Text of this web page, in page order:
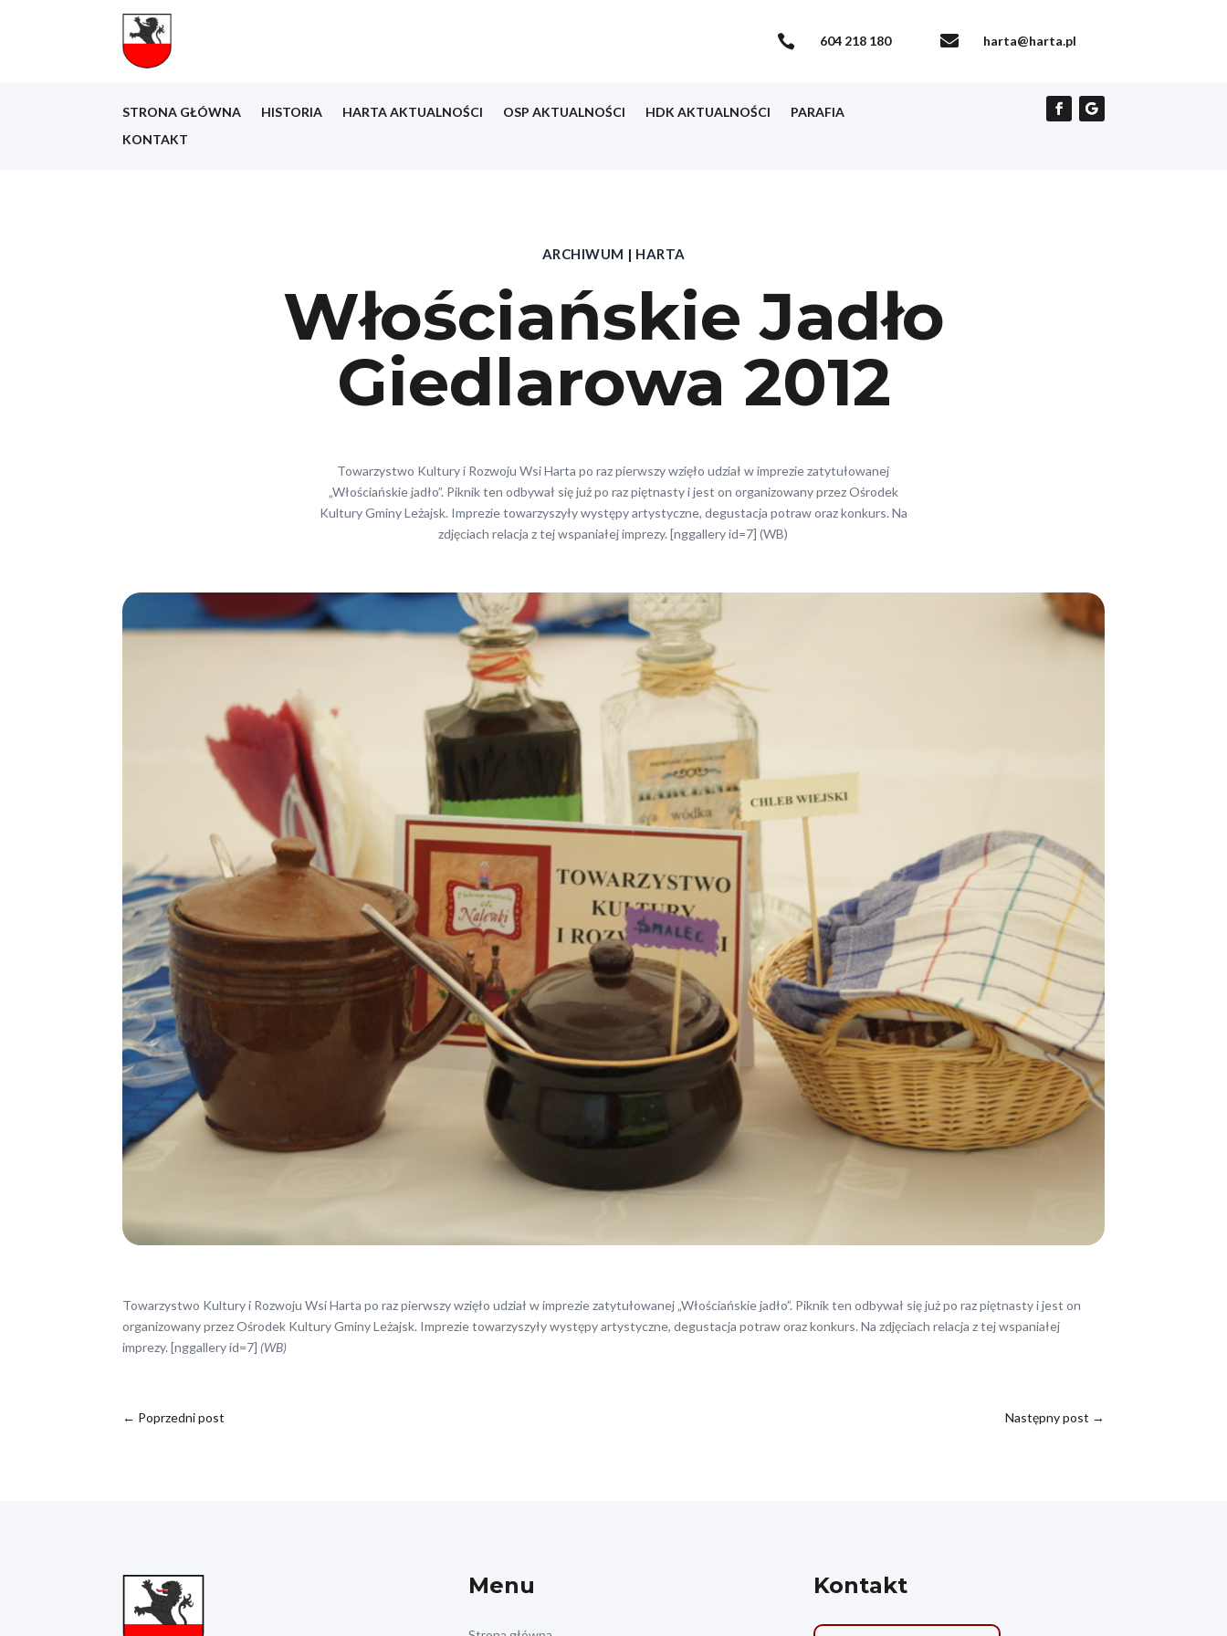
 604 218 180  harta@harta.pl
STRONA GŁÓWNA HISTORIA HARTA AKTUALNOŚCI OSP AKTUALNOŚCI HDK AKTUALNOŚCI
PARAFIA
KONTAKT
ARCHIWUM | HARTA
Włościańskie Jadło
Giedlarowa 2012
Towarzystwo Kultury i Rozwoju Wsi Harta po raz pierwszy wzięło udział w imprezie zatytułowanej
„Włościańskie jadło”. Piknik ten odbywał się już po raz piętnasty i jest on organizowany przez Ośrodek
Kultury Gminy Leżajsk. Imprezie towarzyszyły występy artystyczne, degustacja potraw oraz konkurs. Na
zdjęciach relacja z tej wspaniałej imprezy. [nggallery id=7] (WB)
Towarzystwo Kultury i Rozwoju Wsi Harta po raz pierwszy wzięło udział w imprezie zatytułowanej „Włościańskie jadło”. Piknik ten odbywał się już po raz piętnasty i jest on
organizowany przez Ośrodek Kultury Gminy Leżajsk. Imprezie towarzyszyły występy artystyczne, degustacja potraw oraz konkurs. Na zdjęciach relacja z tej wspaniałej
imprezy. [nggallery id=7] (WB)
← Poprzedni post Następny post →
Menu Kontakt